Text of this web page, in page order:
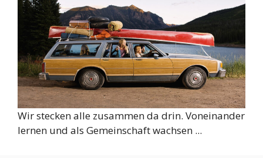
Wir stecken alle zusammen da drin. Voneinander
lernen und als Gemeinschaft wachsen ...